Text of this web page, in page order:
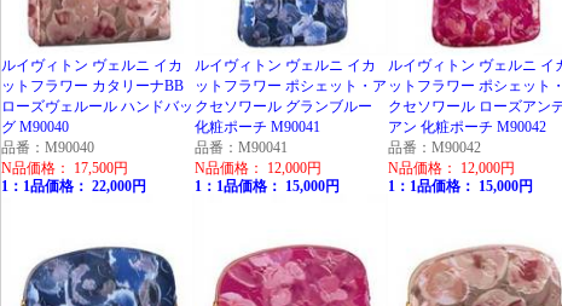
ルイヴィトン ヴェルニ イカ
ットフラワー カタリーナBB
ローズヴェルール ハンドバッ
グ M90040
ルイヴィトン ヴェルニ イカ
ットフラワー ポシェット・ア
クセソワール グランブルー
化粧ポーチ M90041
ルイヴィトン ヴェルニ イ
ットフラワー ポシェット
クセソワール ローズアン
アン 化粧ポーチ M90042
品番：M90040
N品価格： 17,500円
1：1品価格： 22,000円
品番：M90041
N品価格： 12,000円
1：1品価格： 15,000円
品番：M90042
N品価格： 12,000円
1：1品価格： 15,000円